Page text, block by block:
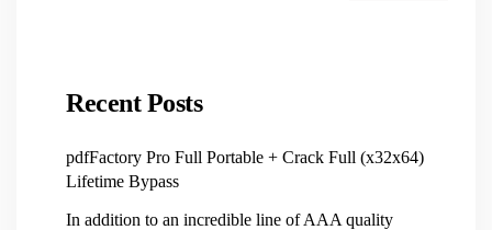
Recent Posts
pdfFactory Pro Full Portable + Crack Full (x32x64)
Lifetime Bypass
In addition to an incredible line of AAA quality